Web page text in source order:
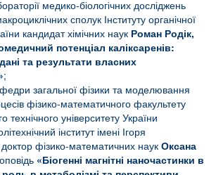
медико-біологічних досліджень
сполук Інституту органічної
кандидат хімічних наук Роман Родік,
потенціал каліксаренів:
та результати власних
;
загальної фізики та моделювання
фізико-математичного факультету
технічного університету України
інститут імені Ігоря
доктор фізико-математичних наук Оксана
«Біогенні магнітні наночастинки в